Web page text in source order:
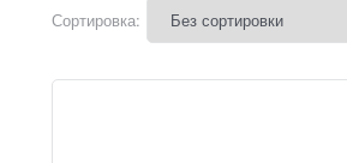
Сортировка: